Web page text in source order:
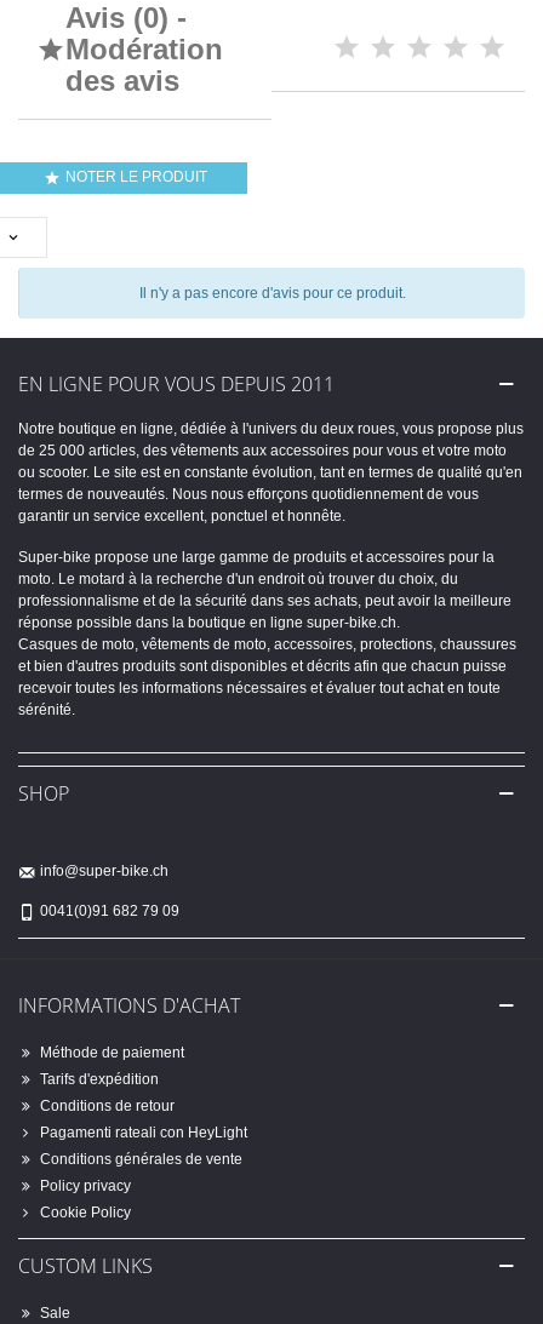

Avis (0) -
Modération
des avis
 NOTER LE PRODUIT

Il n'y a pas encore d'avis pour ce produit.
EN LIGNE POUR VOUS DEPUIS 2011
Notre boutique en ligne, dédiée à l'univers du deux roues, vous propose plus
de 25 000 articles, des vêtements aux accessoires pour vous et votre moto
ou scooter. Le site est en constante évolution, tant en termes de qualité qu'en
termes de nouveautés. Nous nous efforçons quotidiennement de vous
garantir un service excellent, ponctuel et honnête.
Super-bike propose une large gamme de produits et accessoires pour la
moto. Le motard à la recherche d'un endroit où trouver du choix, du
professionnalisme et de la sécurité dans ses achats, peut avoir la meilleure
réponse possible dans la boutique en ligne super-bike.ch.
Casques de moto, vêtements de moto, accessoires, protections, chaussures
et bien d'autres produits sont disponibles et décrits afin que chacun puisse
recevoir toutes les informations nécessaires et évaluer tout achat en toute
sérénité.
SHOP
info@super-bike.ch
0041(0)91 682 79 09
INFORMATIONS D'ACHAT
Méthode de paiement
Tarifs d'expédition
Conditions de retour
Pagamenti rateali con HeyLight
Conditions générales de vente
Policy privacy
Cookie Policy
CUSTOM LINKS
Sale